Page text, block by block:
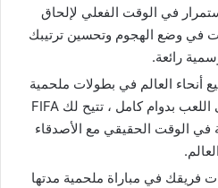
في الوقت الفعلي لإلحاق
في وضع الهجوم وتحسين ترتيبك
رائعة.
أنحاء العالم في بطولات ملحمية
لأولئك الذين يتطلعون إلى اللعب بدوام كامل ، تتيح لك FIFA
في الوقت الحقيقي مع الأصدقاء
فريقك في مباراة ملحمية مدتها